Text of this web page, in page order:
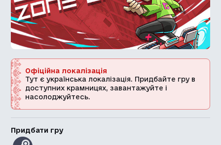
Офіційна локалізація
Тут є українська локалізація. Придбайте гру в
доступних крамницях, завантажуйте і
насолоджуйтесь.
Придбати гру